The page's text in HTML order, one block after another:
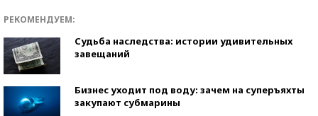
РЕКОМЕНДУЕМ:
Судьба наследства: истории удивительных
завещаний
Бизнес уходит под воду: зачем на суперъяхты
закупают субмарины